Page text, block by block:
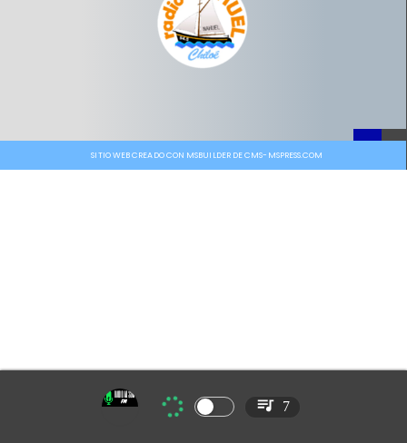
SITIO WEB CREADO CON MSBUILDER DE CMS-MSPRESS.COM
7